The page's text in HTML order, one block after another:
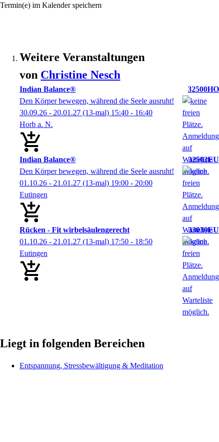
Termin(e) im Kalender speichern
Weitere Veranstaltungen
von Christine Nesch
Indian Balance®
32500HO
Den Körper bewegen, während die Seele ausruht!
30.09.26 - 20.01.27 (13-mal) 15:40 - 16:40
Horb a. N.
Indian Balance®
32502EU
Den Körper bewegen, während die Seele ausruht!
01.10.26 - 21.01.27 (13-mal) 19:00 - 20:00
Eutingen
Rücken - Fit wirbelsäulengerecht
33030EU
01.10.26 - 21.01.27 (13-mal) 17:50 - 18:50
Eutingen
Liegt in folgenden Bereichen
Entspannung, Stressbewältigung & Meditation